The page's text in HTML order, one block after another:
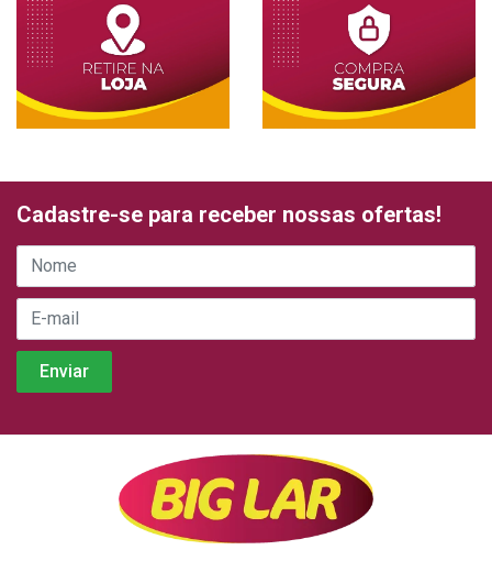
Cadastre-se para receber nossas ofertas!